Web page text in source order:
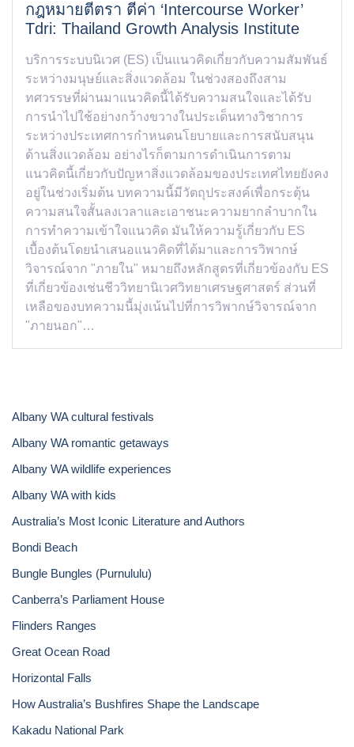
กฎหมายตีตรา ตีค่า ‘Intercourse Worker’
Tdri: Thailand Growth Analysis Institute
บริการระบบนิเวศ (ES) เป็นแนวคิดเกี่ยวกับความสัมพันธ์
ระหว่างมนุษย์และสิ่งแวดล้อม ในช่วงสองถึงสาม
ทศวรรษที่ผ่านมาแนวคิดนี้ได้รับความสนใจและได้รับ
การนำไปใช้อย่างกว้างขวางในประเด็นทางวิชาการ
ระหว่างประเทศการกำหนดนโยบายและการสนับสนุน
ด้านสิ่งแวดล้อม อย่างไรก็ตามการดำเนินการตาม
แนวคิดนี้เกี่ยวกับปัญหาสิ่งแวดล้อมของประเทศไทยยังคง
อยู่ในช่วงเริ่มต้น บทความนี้มีวัตถุประสงค์เพื่อกระตุ้น
ความสนใจสั้นลงเวลาและเอาชนะความยากลำบากใน
การทำความเข้าใจแนวคิด มันให้ความรู้เกี่ยวกับ ES
เบื้องต้นโดยนำเสนอแนวคิดที่ได้มาและการวิพากษ์
วิจารณ์จาก "ภายใน" หมายถึงหลักสูตรที่เกี่ยวข้องกับ ES
ที่เกี่ยวข้องเช่นชีววิทยานิเวศวิทยาเศรษฐศาสตร์ ส่วนที่
เหลือของบทความนี้มุ่งเน้นไปที่การวิพากษ์วิจารณ์จาก
"ภายนอก"…
Albany WA cultural festivals
Albany WA romantic getaways
Albany WA wildlife experiences
Albany WA with kids
Australia’s Most Iconic Literature and Authors
Bondi Beach
Bungle Bungles (Purnululu)
Canberra’s Parliament House
Flinders Ranges
Great Ocean Road
Horizontal Falls
How Australia’s Bushfires Shape the Landscape
Kakadu National Park